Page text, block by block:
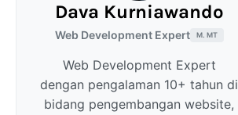
Dava Kurniawando
Web Development Expert M. MT
Web Development Expert
dengan pengalaman 10+ tahun di
bidang pengembangan website,